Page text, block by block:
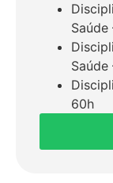
Saúde
Saúde
60h